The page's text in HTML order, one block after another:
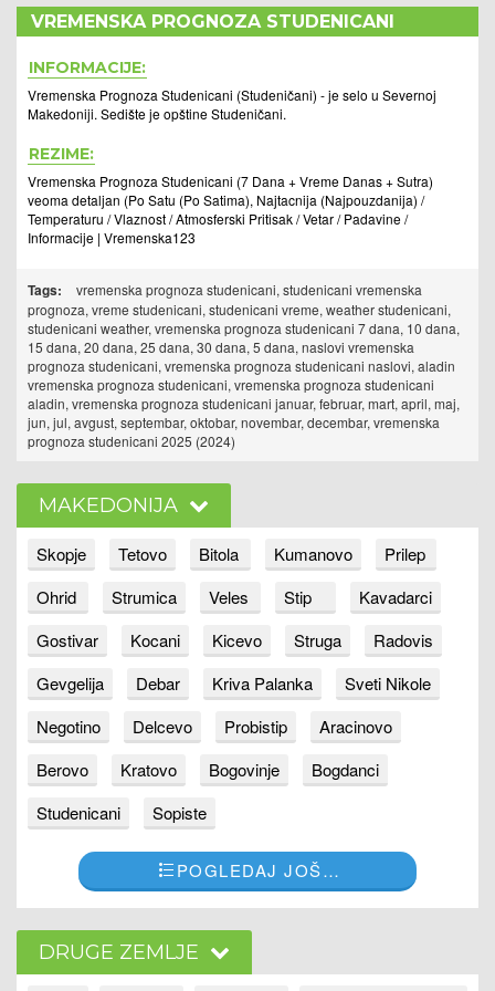
VREMENSKA PROGNOZA STUDENICANI
INFORMACIJE:
Vremenska Prognoza Studenicani (Studeničani) - je selo u Severnoj
Makedoniji. Sedište je opštine Studeničani.
REZIME:
Vremenska Prognoza Studenicani (7 Dana + Vreme Danas + Sutra)
veoma detaljan (Po Satu (Po Satima), Najtacnija (Najpouzdanija) /
Temperaturu / Vlaznost / Atmosferski Pritisak / Vetar / Padavine /
Informacije | Vremenska123
Tags:
vremenska prognoza studenicani, studenicani vremenska
prognoza, vreme studenicani, studenicani vreme, weather studenicani,
studenicani weather, vremenska prognoza studenicani 7 dana, 10 dana,
15 dana, 20 dana, 25 dana, 30 dana, 5 dana, naslovi vremenska
prognoza studenicani, vremenska prognoza studenicani naslovi, aladin
vremenska prognoza studenicani, vremenska prognoza studenicani
aladin, vremenska prognoza studenicani januar, februar, mart, april, maj,
jun, jul, avgust, septembar, oktobar, novembar, decembar, vremenska
prognoza studenicani 2025 (2024)
MAKEDONIJA
Skopje Tetovo Bitola Kumanovo
Prilep
Ohrid
Strumica Veles Stip
Kavadarci
Gostivar
Kocani Kicevo Struga
Radovis
Gevgelija
Debar Kriva Palanka
Sveti Nikole
Negotino
Delcevo Probistip
Aracinovo
Berovo
Kratovo Bogovinje
Bogdanci
Studenicani
Sopiste
POGLEDAJ JOŠ…
DRUGE ZEMLJE